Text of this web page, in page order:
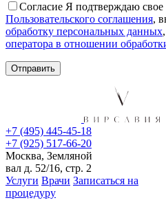
Согласие Я подтверждаю свое
Пользовательского соглашения,
обработку персональных данных
оператора в отношении
+7 (495) 445-45-18
+7 (925) 517-66-20
Москва, Земляной
вал д. 52/16, стр. 2
Услуги Врачи Записаться на
процедуру